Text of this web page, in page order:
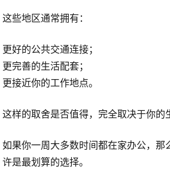
这些地区通常拥有：
更好的公共交通连接；
更完善的生活配套；
更接近你的工作地点。
这样的取舍是否值得，完全取决于你的
如果你一周大多数时间都在家办公，那
许是最划算的选择。